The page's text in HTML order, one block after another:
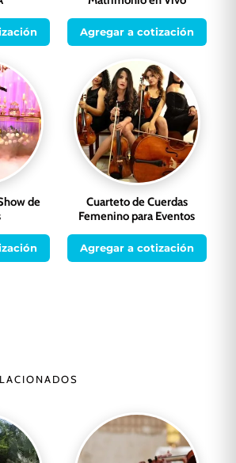
Agregar a cotización
de
Cuarteto de Cuerdas
Femenino para Eventos
Agregar a cotización